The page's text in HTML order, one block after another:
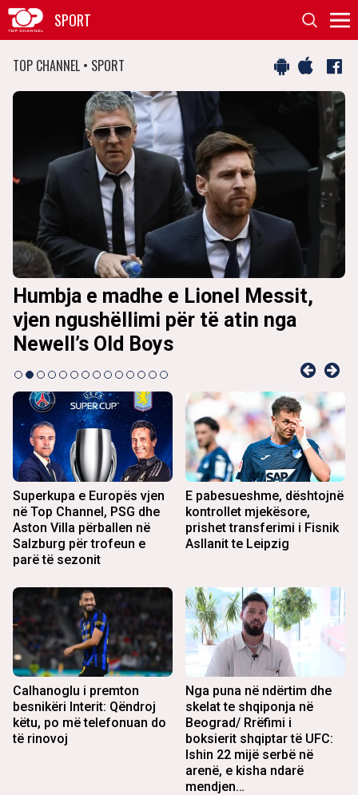
SPORT
TOP CHANNEL • SPORT
Humbja e madhe e Lionel Messit,
vjen ngushëllimi për të atin nga
Newell’s Old Boys
Superkupa e Europës vjen
në Top Channel, PSG dhe
Aston Villa përballen në
Salzburg për trofeun e
parë të sezonit
E pabesueshme, dështojnë
kontrollet mjekësore,
prishet transferimi i Fisnik
Asllanit te Leipzig
Calhanoglu i premton
besnikëri Interit: Qëndroj
këtu, po më telefonuan do
të rinovoj
Nga puna në ndërtim dhe
skelat te shqiponja në
Beograd/ Rrëfimi i
boksierit shqiptar të UFC:
Ishin 22 mijë serbë në
arenë, e kisha ndarë
mendjen…